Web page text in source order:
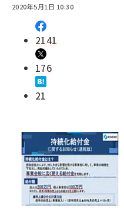
2020年5月1日 10:30
2141
176
21